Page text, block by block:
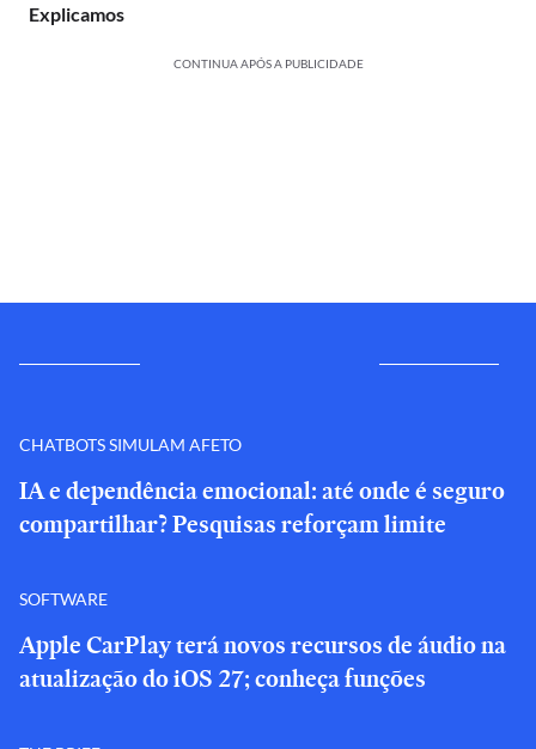
Explicamos
CONTINUA APÓS A PUBLICIDADE
CHATBOTS SIMULAM AFETO
IA e dependência emocional: até onde é seguro
compartilhar? Pesquisas reforçam limite
SOFTWARE
Apple CarPlay terá novos recursos de áudio na
atualização do iOS 27; conheça funções